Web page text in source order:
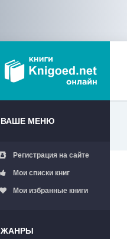
ВАШЕ МЕНЮ
Регистрация на сайте
Мои списки книг
Мои избранные книги
ЖАНРЫ